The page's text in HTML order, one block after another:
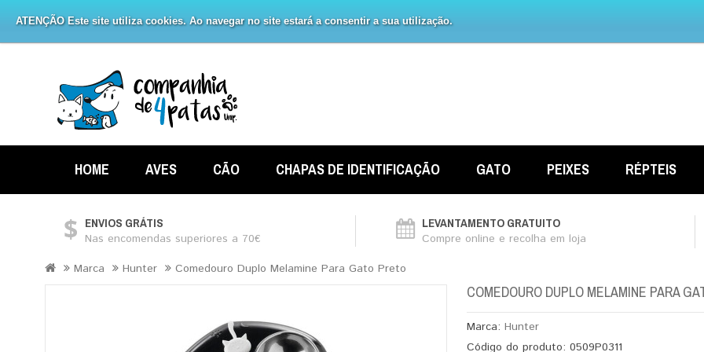
ATENÇÃO Este site utiliza cookies. Ao navegar no site estará a consentir a sua utilização.
HOME AVES CÃO CHAPAS DE IDENTIFICAÇÃO GATO PEIXES RÉPTEIS
ENVIOS GRÁTIS
Nas encomendas superiores a 70€
LEVANTAMENTO GRATUITO
Compre online e recolha em loja
Marca
Hunter Comedouro Duplo Melamine Para Gato Preto
COMEDOURO DUPLO MELAMINE PARA
Marca: Hunter
Código do produto: 0509P0311